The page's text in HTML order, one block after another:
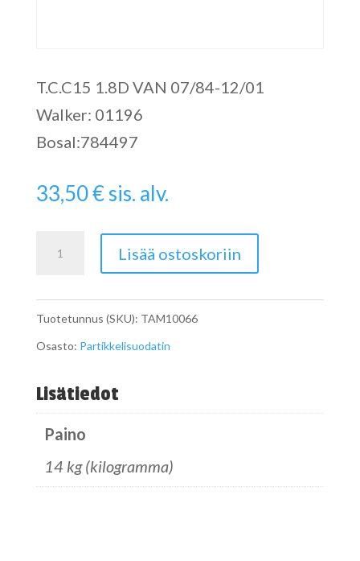
T.C.C15 1.8D VAN 07/84-12/01
Walker: 01196
Bosal:784497
33,50€sis. alv.
Lisää ostoskoriin
Tuotetunnus (SKU): TAM10066
Osasto: Partikkelisuodatin
Lisätiedot
Paino
14 kg (kilogramma)